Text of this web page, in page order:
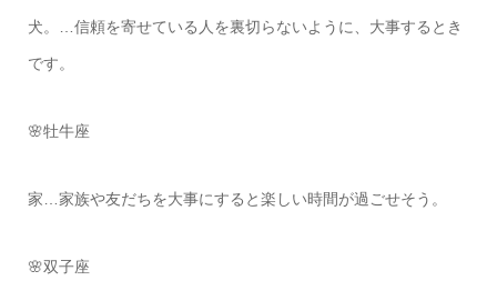
犬。…信頼を寄せている人を裏切らないように、大事するとき
です。
🌸牡牛座
家…家族や友だちを大事にすると楽しい時間が過ごせそう。
🌸双子座